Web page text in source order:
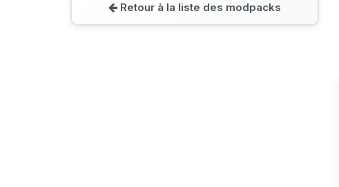
Retour à la liste des modpacks